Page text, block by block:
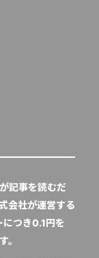
記事を読むだ
会社が運営する
につき0.1円を
。